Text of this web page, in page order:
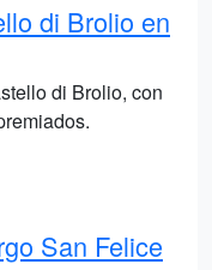
di Brolio en
di Brolio, con
San Felice